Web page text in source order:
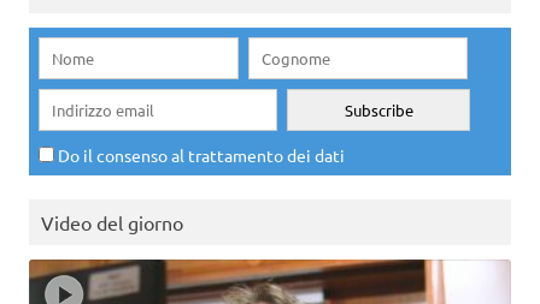
Do il consenso al trattamento dei dati
Video del giorno